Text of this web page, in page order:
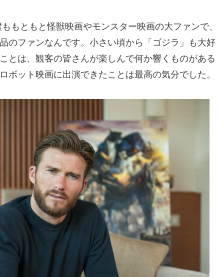
もともと怪獣映画やモンスター映画の大ファンで、
のファンなんです。小さい頃から「ゴジラ」も大好
とは、観客の皆さんが楽しんで何か響くものがある
ボット映画に出演できたことは最高の気分でした。